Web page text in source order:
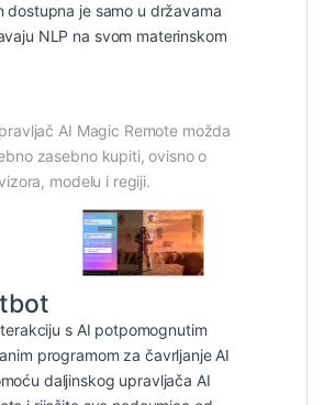
dostupna je samo u državama
NLP na svom materinskom
AI Magic Remote možda
zasebno kupiti, ovisno o
modelu i regiji.
s AI potpomognutim
programom za čavrljanje AI
daljinskog upravljača AI